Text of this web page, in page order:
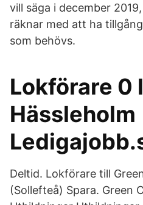
vill säga i december
räknar med att ha
som behövs.
Lokförare 0
Hässleholm
Deltid. Lokförare till
(Sollefteå) Spara. Green